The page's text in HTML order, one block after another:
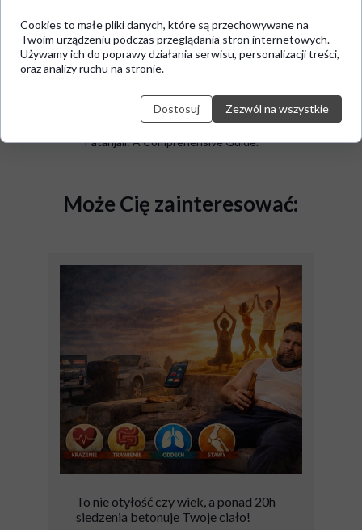
Może Cię zainteresować:
To nie otyłość czy wiek, a ponad 20h
siedzenia betonuje Twoje ciało!
Bibliografia
Patańdżali. Jogasutry.
History, Literature, Philosophy and
Satchidananda, S. The Yoga Sutras of
Patanjali: A Comprehensive Guide.
Cookies to małe pliki danych, które są przechowywane na
Twoim urządzeniu podczas przeglądania stron internetowych.
Używamy ich do poprawy działania serwisu, personalizacji treści,
oraz analizy ruchu na stronie.
Dostosuj Zezwól na wszystkie